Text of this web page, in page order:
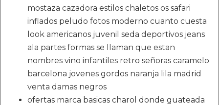
mostaza cazadora estilos chaletos os safari
inflados peludo fotos moderno cuanto cuesta
look americanos juvenil seda deportivos jeans
ala partes formas se llaman que estan
nombres vino infantiles retro señoras caramelo
barcelona jovenes gordos naranja lila madrid
venta damas negros
ofertas marca basicas charol donde guateada